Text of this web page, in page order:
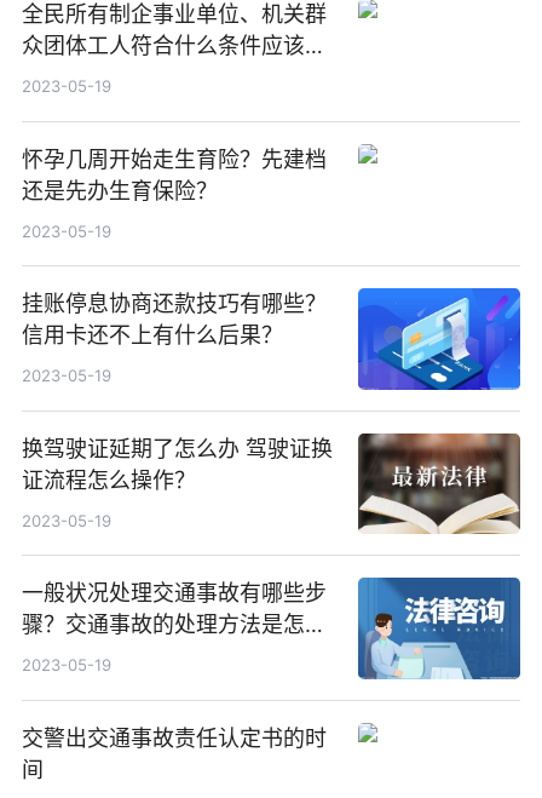
全民所有制企事业单位、机关群
众团体工人符合什么条件应该退
休？
2023-05-19
怀孕几周开始走生育险？先建档
还是先办生育保险？
2023-05-19
挂账停息协商还款技巧有哪些？
信用卡还不上有什么后果？
2023-05-19
换驾驶证延期了怎么办 驾驶证换
证流程怎么操作？
2023-05-19
一般状况处理交通事故有哪些步
骤？交通事故的处理方法是怎样
的？
2023-05-19
交警出交通事故责任认定书的时
间